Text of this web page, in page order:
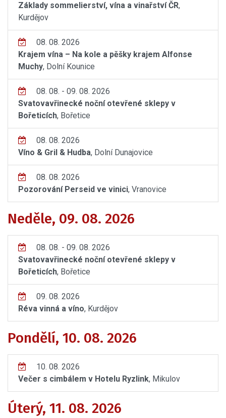
Základy sommelierství, vína a vinařství ČR,
Kurdějov
08. 08. 2026
Krajem vína – Na kole a pěšky krajem Alfonse
Muchy, Dolní Kounice
08. 08. - 09. 08. 2026
Svatovavřinecké noční otevřené sklepy v
Bořeticích, Bořetice
08. 08. 2026
Víno & Gril & Hudba, Dolní Dunajovice
08. 08. 2026
Pozorování Perseid ve vinici, Vranovice
Neděle, 09. 08. 2026
08. 08. - 09. 08. 2026
Svatovavřinecké noční otevřené sklepy v
Bořeticích, Bořetice
09. 08. 2026
Réva vinná a víno, Kurdějov
Pondělí, 10. 08. 2026
10. 08. 2026
Večer s cimbálem v Hotelu Ryzlink, Mikulov
Úterý, 11. 08. 2026